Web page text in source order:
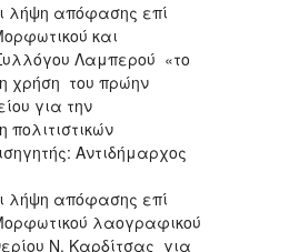
λήψη απόφασης επί
και
Λαμπερού «το
χρήση του πρώην
για την
Αντιδήμαρχος
λήψη απόφασης επί
λαογραφικού
Ν. Καρδίτσας για